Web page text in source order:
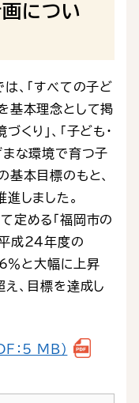
につい
、「すべての子ど
基本理念として掲
くり」、「子ども・
まな環境で育つ子
基本目標のもと、
しました。
定める「福岡市の
平成24年度の
と大幅に上昇
、目標を達成し
：5 MB）